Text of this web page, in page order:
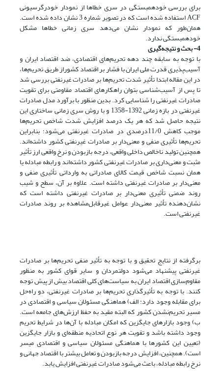
برای بررسی خودهمبستگی در سری خطاها از نمودار خودرگرسیونی
ACF استفاده شده است که در تصویر شماره 3 نشان داده شده است.
همان‌طور که نمودار نشان می‌دهد سری زمانی خطاها مشکل
خودهمبستگی ندارد.
4- بحث و نتیجه‌گیری
با توجه به سابقه چند دهه تحریم‌های اقتصادی، ضد اقتصاد ایران و
آسیب‌پذیری قدرت ملی ایران با فشار بر اقتصاد کشوراز طریق تحریم‌ها،
در این مقاله ابتدا تأثیر شدت تحریم‌ها بر صادرات غیرنفتی بررسی شد
تا پس از آسیب‌شناسی بتوان راهکارهای اقتصاد مقاومتی برای تقویت
صادرات غیرنفتی را شناسایی کرد. بدین منظور با برآورد مدل صادرات
غیرنفتی در بازه زمانی 1392-1358 و با روش سری زمانی ساختاری این
نتیجه حاصل شد که هر یک درصد افزایش شدت شاخص تحریم‌ها
موجب کاهش 11/0‌درصدی در صادرات غیرنفتی می‌شود؛ بنابراین
تحریم‌ها تأثیری منفی و معنی‌دار بر صادرات غیرنفتی کشور داشته‌اند.
همچنین تولید ناخالص داخلی واقعی، درجه باز‌بودن و نرخ واقعی ارز تأثیر
مثبت و معنی‌داری بر صادرات غیرنفتی کشور داشته‌اند و رابطه مبادله یا
همان نسبت شاخص قیمت کالای صادراتی به وارداتی تأثیری منفی و
معنی‌دار بر صادرات غیرنفتی داشته است. علاوه بر آن، سطح و شیب
روند ضمنی تأثیری معنی‌دار بر صادرات غیرنفتی داشته است که
نشان‌دهنده تأثیر معنی‌دار عوامل غیرقابل‌مشاهده بر روند صادرات
غیرنفتی است.
برگرفته از نتایج تحقیق و با توجه به تأثیر منفی تحریم‌ها بر صادرات
غیرنفتی پیشنهاد می‌شود دولتمردان و سایر قوای کشور به منظور
مقاوم‌سازی اقتصاد ایران به سیاست‌های کلی اقتصاد بیش از پیش توجه
کنند. با توجه به تأثیرگذاری تحریم‌ها بر صادرات غیرنفتی، دو راه‌حل
برای مقابله وجود دارد: الف) هماهنگی مسئولان سیاسی و اقتصادی در
مسیر تحریم‌نشدن کشور که البته مقید به حفظ ارزش‌های جامعه است.
ب) وجود بازارهای جایگزین که امکان مبادله با آن‌ها در شرایط تحریم
وجود داشته باشد و تقویت هر نوع اتحادیه‌ منطقه‌ای و بازار جایگزین
(تعیین این کشورها با هماهنگی مسئولان سیاسی و اقتصادی میسر
است). همچنین، افزایش درجه بازبودن و تعامل بیشتر با اقتصاد جهانی و
نرخ رابطه مبادله، باعث می‌شود صادرات غیرنفتی افزایش یابد.